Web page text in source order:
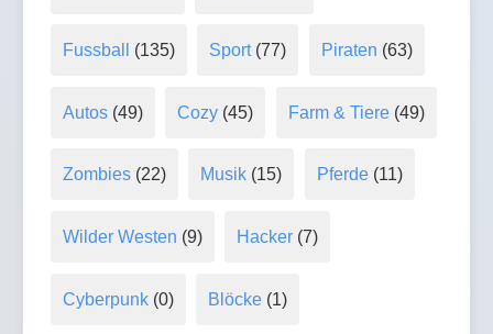
Fussball (135) Sport(77) Piraten (63)
Autos(49) Cozy (45) Farm & Tiere(49)
Zombies(22) Musik (15) Pferde(11)
Wilder Westen (9) Hacker (7)
Cyberpunk(0) Blöcke (1)